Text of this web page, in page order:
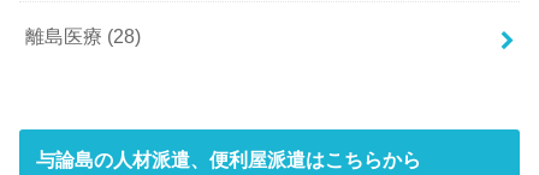
離島医療 (28)
与論島の人材派遣、便利屋派遣はこちらから